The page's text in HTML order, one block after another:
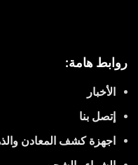
روابط هامة:
الأخبار
إتصل بنا
اجهزة كشف المعادن